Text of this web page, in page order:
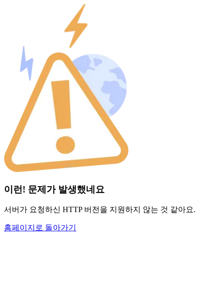
이런! 문제가 발생했네요
서버가 요청하신 HTTP 버전을 지원하지 않는 것 같아요.
홈페이지로 돌아가기